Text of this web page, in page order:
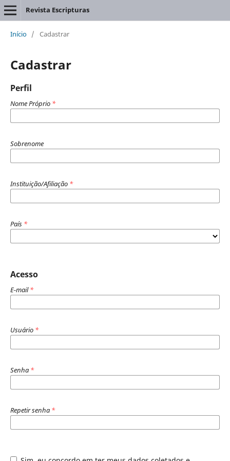
Revista Escripturas
Início / Cadastrar
Cadastrar
Perfil
Nome Próprio *
Sobrenome
Instituição/Afiliação *
País *
Acesso
E-mail*
Usuário *
Senha *
Repetir senha *